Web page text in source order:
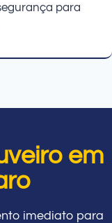
para
em
imediato para